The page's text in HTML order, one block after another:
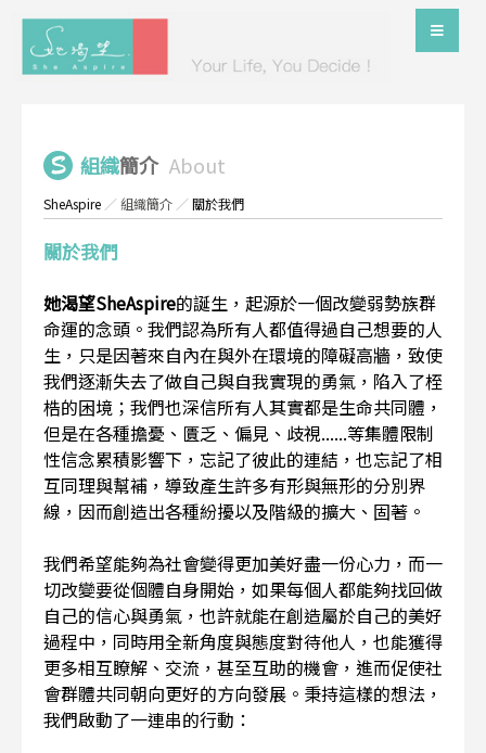
組織簡介 About
SheAspire ／組織簡介 ／關於我們
關於我們
她渴望SheAspire的誕生，起源於一個改變弱勢族群
命運的念頭。我們認為所有人都值得過自己想要的人
生，只是因著來自內在與外在環境的障礙高牆，致使
我們逐漸失去了做自己與自我實現的勇氣，陷入了桎
梏的困境；我們也深信所有人其實都是生命共同體，
但是在各種擔憂、匱乏、偏見、歧視......等集體限制
性信念累積影響下，忘記了彼此的連結，也忘記了相
互同理與幫補，導致產生許多有形與無形的分別界
線，因而創造出各種紛擾以及階級的擴大、固著。
我們希望能夠為社會變得更加美好盡一份心力，而一
切改變要從個體自身開始，如果每個人都能夠找回做
自己的信心與勇氣，也許就能在創造屬於自己的美好
過程中，同時用全新角度與態度對待他人，也能獲得
更多相互瞭解、交流，甚至互助的機會，進而促使社
會群體共同朝向更好的方向發展。秉持這樣的想法，
我們啟動了一連串的行動：